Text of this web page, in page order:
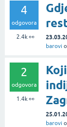
4
odgovora
2.4k👀
barovi
2
odgovora
1.4k👀
barovi